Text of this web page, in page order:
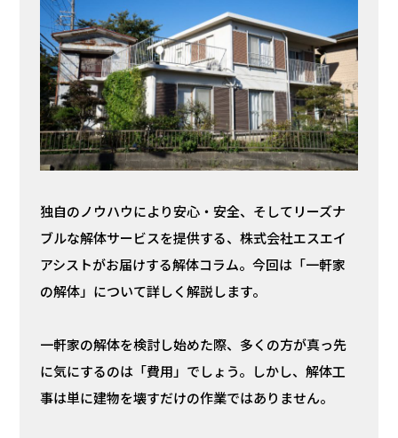
独自のノウハウにより安心・安全、そしてリーズナ
ブルな解体サービスを提供する、株式会社エスエイ
アシストがお届けする解体コラム。今回は「一軒家
の解体」について詳しく解説します。
一軒家の解体を検討し始めた際、多くの方が真っ先
に気にするのは「費用」でしょう。しかし、解体工
事は単に建物を壊すだけの作業ではありません。